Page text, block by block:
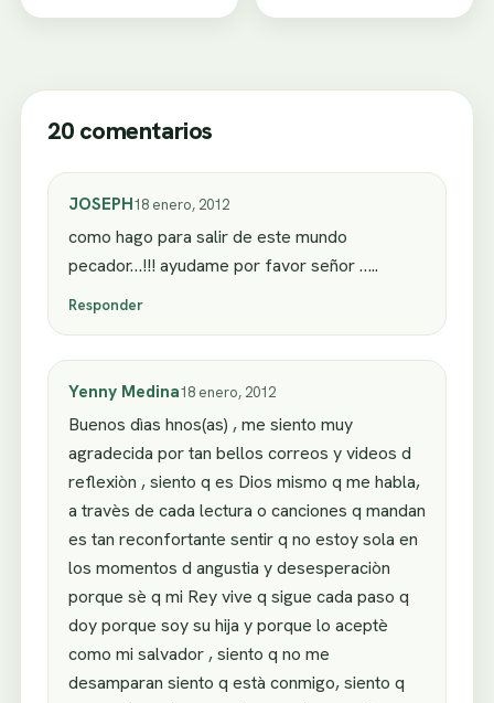
20 comentarios
JOSEPH18 enero, 2012
como hago para salir de este mundo
pecador…!!! ayudame por favor señor …..
Responder
Yenny Medina18 enero, 2012
Buenos dìas hnos(as) , me siento muy
agradecida por tan bellos correos y videos d
reflexiòn , siento q es Dios mismo q me habla,
a travès de cada lectura o canciones q mandan
es tan reconfortante sentir q no estoy sola en
los momentos d angustia y desesperaciòn
porque sè q mi Rey vive q sigue cada paso q
doy porque soy su hija y porque lo aceptè
como mi salvador , siento q no me
desamparan siento q està conmigo, siento q